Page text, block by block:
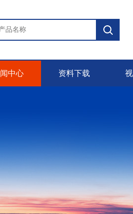
中心 资料下载